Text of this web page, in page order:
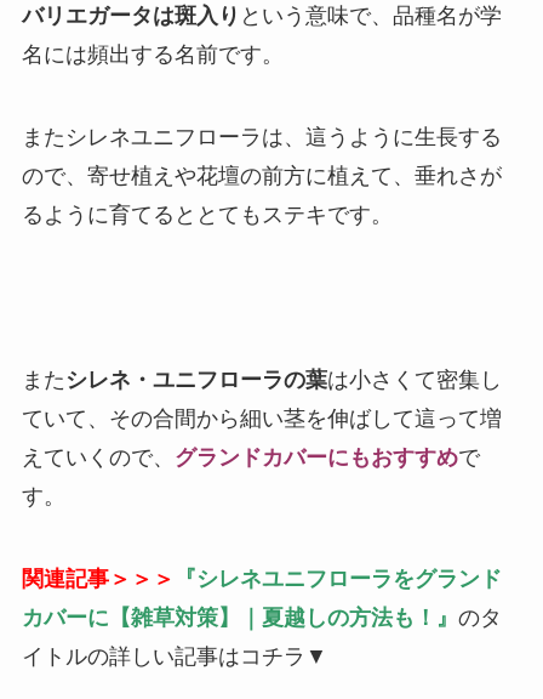
バリエガータは斑入り という意味で、品種名が学
名には頻出する名前です。
またシレネユニフローラは、這うように生長する
ので、寄せ植えや花壇の前方に植えて、垂れさが
るように育てるととてもステキです。
また シレネ・ユニフローラの葉は小さくて密集し
ていて、その合間から細い茎を伸ばして這って増
えていくので、 グランドカバーにもおすすめで
す。
関連記事＞＞＞
『シレネユニフローラをグランド
カバーに【雑草対策】｜夏越しの方法も！』 のタ
イトルの詳しい記事はコチラ▼